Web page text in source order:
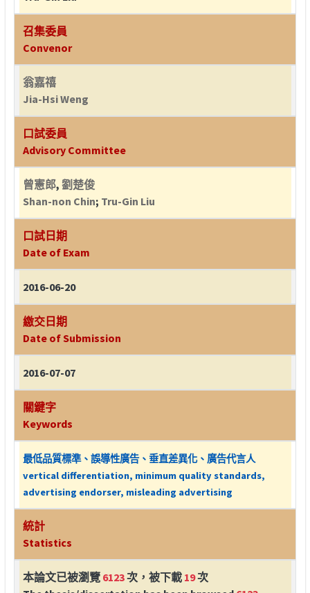
召集委員
Convenor
翁嘉禧
Jia-Hsi Weng
口試委員
Advisory Committee
曾憲郎, 劉楚俊
Shan-non Chin; Tru-Gin Liu
口試日期
Date of Exam
2016-06-20
繳交日期
Date of Submission
2016-07-07
關鍵字
Keywords
最低品質標準、誤導性廣告、垂直差異化、廣告代言人
vertical differentiation, minimum quality standards,
advertising endorser, misleading advertising
統計
Statistics
本論文已被瀏覽 6123次，被下載 19次